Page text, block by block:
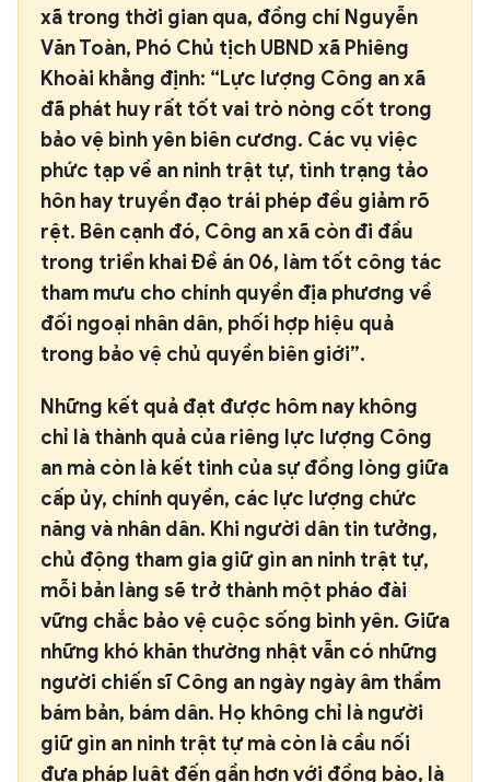
xã trong thời gian qua, đồng chí Nguyễn
Văn Toàn, Phó Chủ tịch UBND xã Phiêng
Khoài khẳng định: “Lực lượng Công an xã
đã phát huy rất tốt vai trò nòng cốt trong
bảo vệ bình yên biên cương. Các vụ việc
phức tạp về an ninh trật tự, tình trạng tảo
hôn hay truyền đạo trái phép đều giảm rõ
rệt. Bên cạnh đó, Công an xã còn đi đầu
trong triển khai Đề án 06, làm tốt công tác
tham mưu cho chính quyền địa phương về
đối ngoại nhân dân, phối hợp hiệu quả
trong bảo vệ chủ quyền biên giới”.
Những kết quả đạt được hôm nay không
chỉ là thành quả của riêng lực lượng Công
an mà còn là kết tinh của sự đồng lòng giữa
cấp ủy, chính quyền, các lực lượng chức
năng và nhân dân. Khi người dân tin tưởng,
chủ động tham gia giữ gìn an ninh trật tự,
mỗi bản làng sẽ trở thành một pháo đài
vững chắc bảo vệ cuộc sống bình yên. Giữa
những khó khăn thường nhật vẫn có những
người chiến sĩ Công an ngày ngày âm thầm
bám bản, bám dân. Họ không chỉ là người
giữ gìn an ninh trật tự mà còn là cầu nối
đưa pháp luật đến gần hơn với đồng bào, là